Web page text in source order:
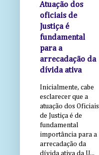
Atuação dos
oficiais de
Justiça é
fundamental
para a
arrecadação da
dívida ativa
Inicialmente, cabe
esclarecer que a
atuação dos Oficiais
de Justiça é de
fundamental
importância para a
arrecadação da